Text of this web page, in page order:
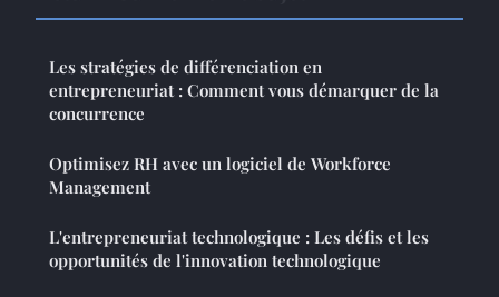
Les stratégies de différenciation en
entrepreneuriat : Comment vous démarquer de la
concurrence
Optimisez RH avec un logiciel de Workforce
Management
L'entrepreneuriat technologique : Les défis et les
opportunités de l'innovation technologique